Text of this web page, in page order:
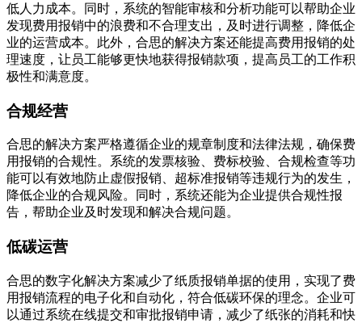
低人力成本。同时，系统的智能审核和分析功能可以帮助企业
发现费用报销中的浪费和不合理支出，及时进行调整，降低企
业的运营成本。此外，合思的解决方案还能提高费用报销的处
理速度，让员工能够更快地获得报销款项，提高员工的工作积
极性和满意度。
合规经营
合思的解决方案严格遵循企业的规章制度和法律法规，确保费
用报销的合规性。系统的发票核验、费标校验、合规检查等功
能可以有效地防止虚假报销、超标准报销等违规行为的发生，
降低企业的合规风险。同时，系统还能为企业提供合规性报
告，帮助企业及时发现和解决合规问题。
低碳运营
合思的数字化解决方案减少了纸质报销单据的使用，实现了费
用报销流程的电子化和自动化，符合低碳环保的理念。企业可
以通过系统在线提交和审批报销申请，减少了纸张的消耗和快